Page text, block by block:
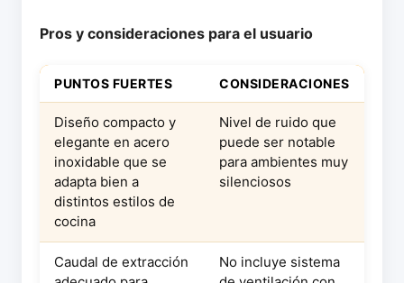
Pros y consideraciones para el usuario
PUNTOS FUERTES CONSIDERACIONES
Diseño compacto y
elegante en acero
inoxidable que se
adapta bien a
distintos estilos de
cocina
Nivel de ruido que
puede ser notable
para ambientes muy
silenciosos
Caudal de extracción
No incluye sistema